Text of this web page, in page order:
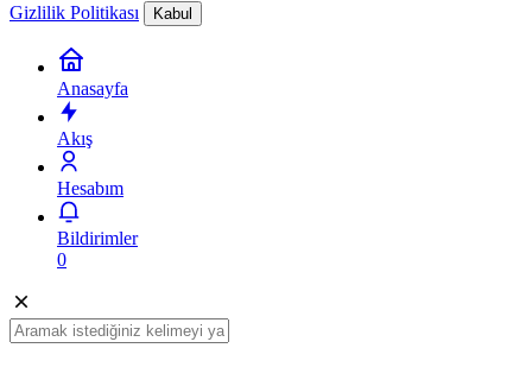
Gizlilik Politikası Kabul
Anasayfa
Akış
Hesabım
Bildirimler
0